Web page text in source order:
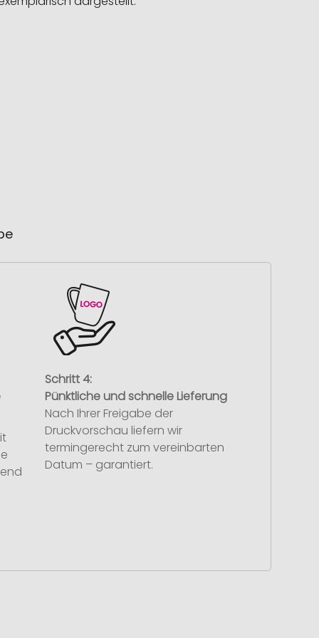
Schritt 4:
Pünktliche und schnelle Lieferung
Nach Ihrer Freigabe der
Druckvorschau liefern wir
termingerecht zum vereinbarten
Datum – garantiert.